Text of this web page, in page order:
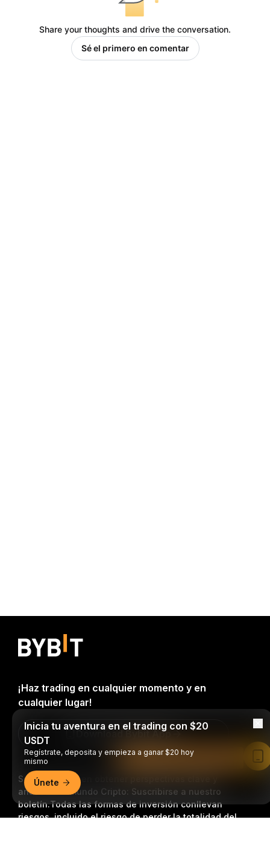
Share your thoughts and drive the conversation.
Sé el primero en comentar
Sea el primero en obtener perspectivas clave y
análisis del mundo Cripto: Suscribirse a nuestro
boletín.Todas las formas de inversión conllevan
riesgos, incluido el riesgo de perder la totalidad del
¡Haz trading en cualquier momento y en
cualquier lugar!
Download Bybit App
Inicia tu aventura en el trading con $20
USDT
Regístrate, deposita y empieza a ganar $20 hoy
mismo
Únete
Leer en la aplicación de Bybit